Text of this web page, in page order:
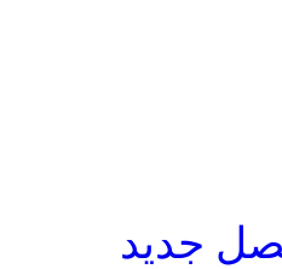
جدید